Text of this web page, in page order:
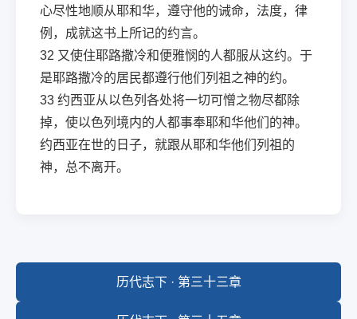
心尽性地顺从耶和华，遵守他的诫命，法度，律
例，成就这书上所记的约言。
32 又使住耶路撒冷和便雅悯的人都服从这约。于
是耶路撒冷的居民都遵行他们列祖之神的约。
33 约西亚从以色列各处将一切可憎之物尽都除
掉，使以色列境内的人都事奉耶和华他们的神。
约西亚在世的日子，就跟从耶和华他们列祖的
神，总不离开。
历代志下 · 第三十三章